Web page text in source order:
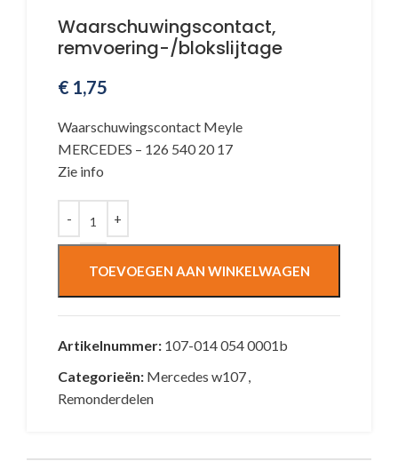
Waarschuwingscontact,
remvoering-/blokslijtage
€ 1,75
Waarschuwingscontact Meyle
MERCEDES – 126 540 20 17
Zie info
TOEVOEGEN AAN WINKELWAGEN
Artikelnummer: 107-014 054 0001b
Categorieën: Mercedes w107
Remonderdelen